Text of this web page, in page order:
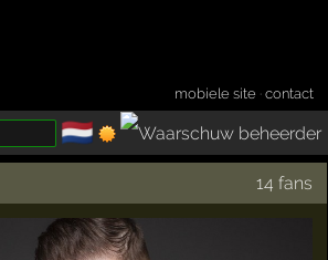
mobiele site ·contact
🇳🇱
14 fans